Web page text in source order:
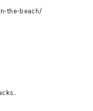
the-beach/